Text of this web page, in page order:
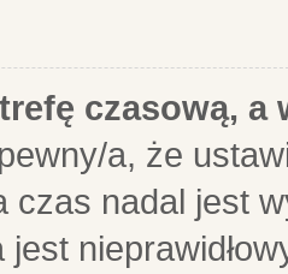
czasową,
a, że
czas nadal jest